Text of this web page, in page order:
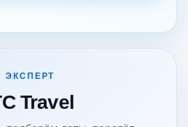
ЭКСПЕРТ
Travel